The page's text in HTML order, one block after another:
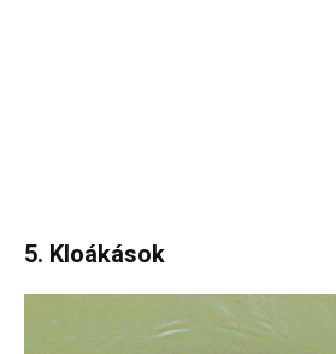
5. Kloákások